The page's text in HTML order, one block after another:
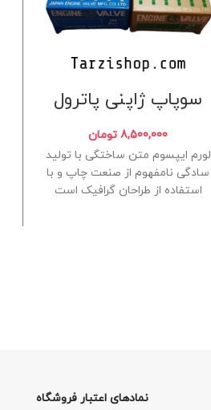
سوپاپ ژاپنی پاترول
8,500,000 تومان
لورم ایپسوم متن ساختگی با تولید
سادگی نامفهوم از صنعت چاپ و با
استفاده از طراحان گرافیک است
نمادهای اعتبار فروشگاه